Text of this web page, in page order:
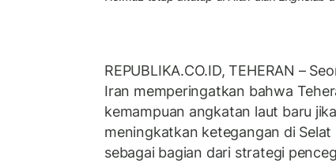
REPUBLIKA.CO.ID,TEHERAN –
Iran memperingatkan bahwa
kemampuan angkatan laut baru
meningkatkan ketegangan di
sebagai bagian dari strategi